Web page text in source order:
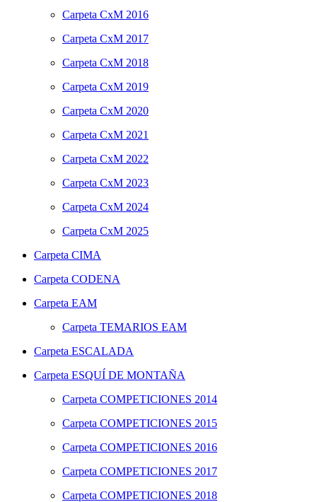
Carpeta CxM 2016
Carpeta CxM 2017
Carpeta CxM 2018
Carpeta CxM 2019
Carpeta CxM 2020
Carpeta CxM 2021
Carpeta CxM 2022
Carpeta CxM 2023
Carpeta CxM 2024
Carpeta CxM 2025
Carpeta CIMA
Carpeta CODENA
Carpeta EAM
Carpeta TEMARIOS EAM
Carpeta ESCALADA
Carpeta ESQUÍ DE MONTAÑA
Carpeta COMPETICIONES 2014
Carpeta COMPETICIONES 2015
Carpeta COMPETICIONES 2016
Carpeta COMPETICIONES 2017
Carpeta COMPETICIONES 2018